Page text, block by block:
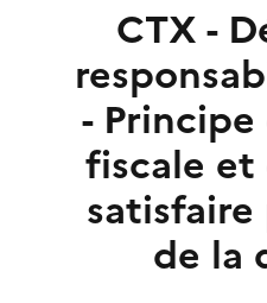
CTX -
-
fiscale
de la